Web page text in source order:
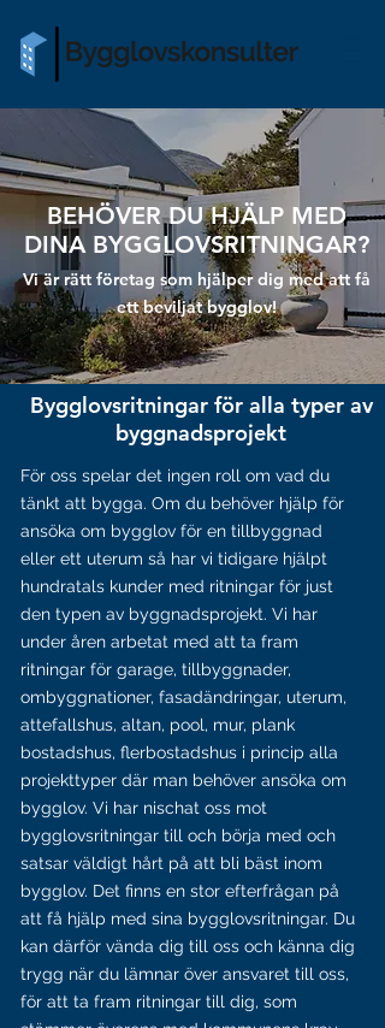
BEHÖVER DU HJÄLP MED
DINA BYGGLOVSRITNINGAR?
Vi är rätt företag som hjälper dig med att få
ett beviljat bygglov!
Bygglovsritningar för alla typer av
byggnadsprojekt
För oss spelar det ingen roll om vad du
tänkt att bygga. Om du behöver hjälp för
ansöka om bygglov för en tillbyggnad
eller ett uterum så har vi tidigare hjälpt
hundratals kunder med ritningar för just
den typen av byggnadsprojekt. Vi har
under åren arbetat med att ta fram
ritningar för garage, tillbyggnader,
ombyggnationer, fasadändringar, uterum,
attefallshus, altan, pool, mur, plank
bostadshus, flerbostadshus i princip alla
projekttyper där man behöver ansöka om
bygglov. Vi har nischat oss mot
bygglovsritningar till och börja med och
satsar väldigt hårt på att bli bäst inom
bygglov. Det finns en stor efterfrågan på
att få hjälp med sina bygglovsritningar. Du
kan därför vända dig till oss och känna dig
trygg när du lämnar över ansvaret till oss,
för att ta fram ritningar till dig, som